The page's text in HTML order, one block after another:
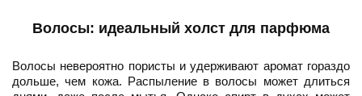
Волосы: идеальный холст для парфюма
Волосы невероятно пористы и удерживают аромат гораздо
дольше, чем кожа. Распыление в волосы может длиться